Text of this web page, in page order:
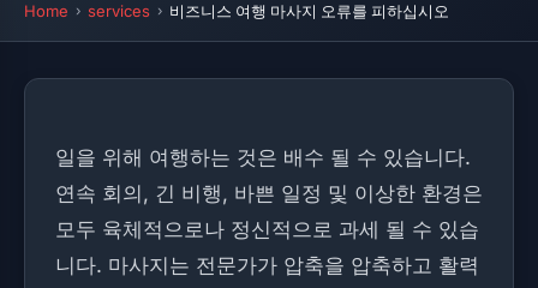
Home services 비즈니스 여행 마사지 오류를 피하십시오
일을 위해 여행하는 것은 배수 될 수 있습니다.
연속 회의, 긴 비행, 바쁜 일정 및 이상한 환경은
모두 육체적으로나 정신적으로 과세 될 수 있습
니다. 마사지는 전문가가 압축을 압축하고 활력